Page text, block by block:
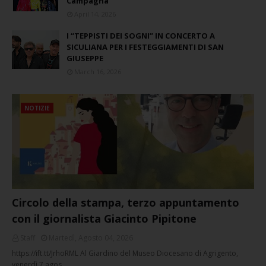
I “TEPPISTI DEI SOGNI” IN CONCERTO A
SICULIANA PER I FESTEGGIAMENTI DI SAN
GIUSEPPE
NOTIZIE
Circolo della stampa, terzo appuntamento
con il giornalista Giacinto Pipitone
https://ift.tt/JrhoRML Al Giardino del Museo Diocesano di Agrigento,